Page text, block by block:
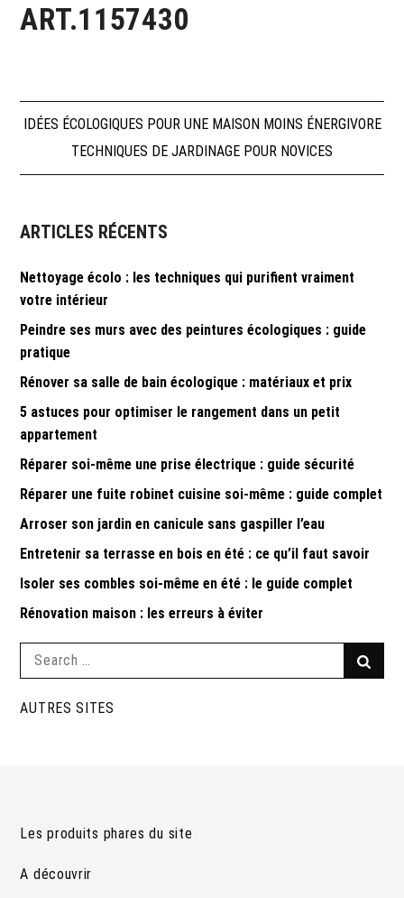
ART.1157430
Navigation
de
l’article
IDÉES ÉCOLOGIQUES POUR UNE MAISON MOINS ÉNERGIVORE
TECHNIQUES DE JARDINAGE POUR NOVICES
ARTICLES RÉCENTS
Nettoyage écolo : les techniques qui purifient vraiment
votre intérieur
Peindre ses murs avec des peintures écologiques : guide
pratique
Rénover sa salle de bain écologique : matériaux et prix
5 astuces pour optimiser le rangement dans un petit
appartement
Réparer soi-même une prise électrique : guide sécurité
Réparer une fuite robinet cuisine soi-même : guide complet
Arroser son jardin en canicule sans gaspiller l’eau
Entretenir sa terrasse en bois en été : ce qu’il faut savoir
Isoler ses combles soi-même en été : le guide complet
Rénovation maison : les erreurs à éviter
Search
AUTRES SITES
Les produits phares du site
A découvrir